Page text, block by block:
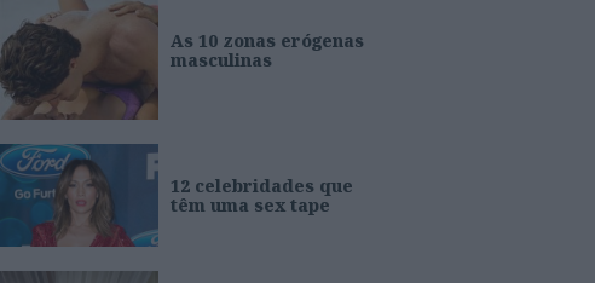
As 10 zonas erógenas
masculinas
12 celebridades que
têm uma sex tape